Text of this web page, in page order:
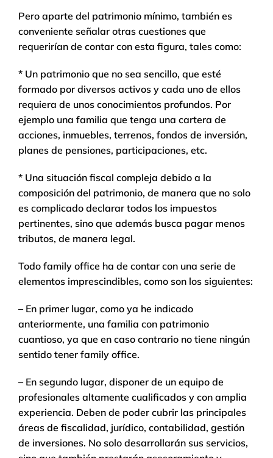
Pero aparte del patrimonio mínimo, también es
conveniente señalar otras cuestiones que
requerirían de contar con esta figura, tales como:
* Un patrimonio que no sea sencillo, que esté
formado por diversos activos y cada uno de ellos
requiera de unos conocimientos profundos. Por
ejemplo una familia que tenga una cartera de
acciones, inmuebles, terrenos, fondos de inversión,
planes de pensiones, participaciones, etc.
* Una situación fiscal compleja debido a la
composición del patrimonio, de manera que no solo
es complicado declarar todos los impuestos
pertinentes, sino que además busca pagar menos
tributos, de manera legal.
Todo family office ha de contar con una serie de
elementos imprescindibles, como son los siguientes:
– En primer lugar, como ya he indicado
anteriormente, una familia con patrimonio
cuantioso, ya que en caso contrario no tiene ningún
sentido tener family office.
– En segundo lugar, disponer de un equipo de
profesionales altamente cualificados y con amplia
experiencia. Deben de poder cubrir las principales
áreas de fiscalidad, jurídico, contabilidad, gestión
de inversiones. No solo desarrollarán sus servicios,